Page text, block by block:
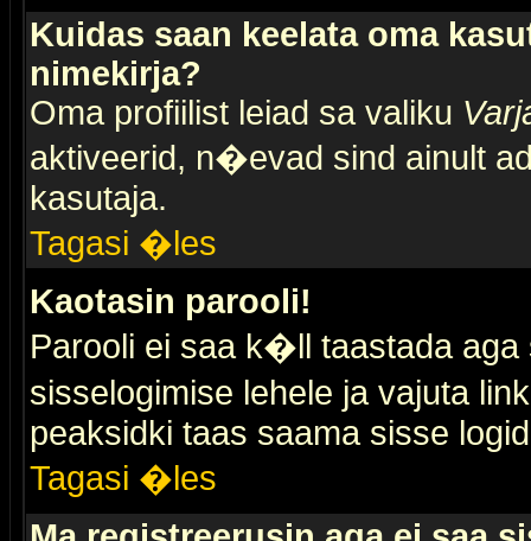
Kuidas saan keelata oma
nimekirja?
Oma profiilist leiad sa valiku
aktiveerid, n�evad sind ainult
kasutaja.
Tagasi �les
Kaotasin parooli!
Parooli ei saa k�ll taastada aga
sisselogimise lehele ja vajuta
peaksidki taas saama sisse
Tagasi �les